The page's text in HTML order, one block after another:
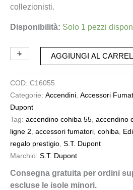
collezionisti.
Disponibilità: Solo 1 pezzi
-
+ AGGIUNGI AL
COD: C16055
Categorie: Accendini Accessori
Dupont
Tag: accendino cohiba 55 accendino
ligne 2 accessori fumatori cohiba
regalo prestigio S.T. Dupont
Marchio: S.T. Dupont
Consegna gratuita per ordini
escluse le isole minori.